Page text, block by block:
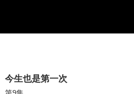
今生也是第一次